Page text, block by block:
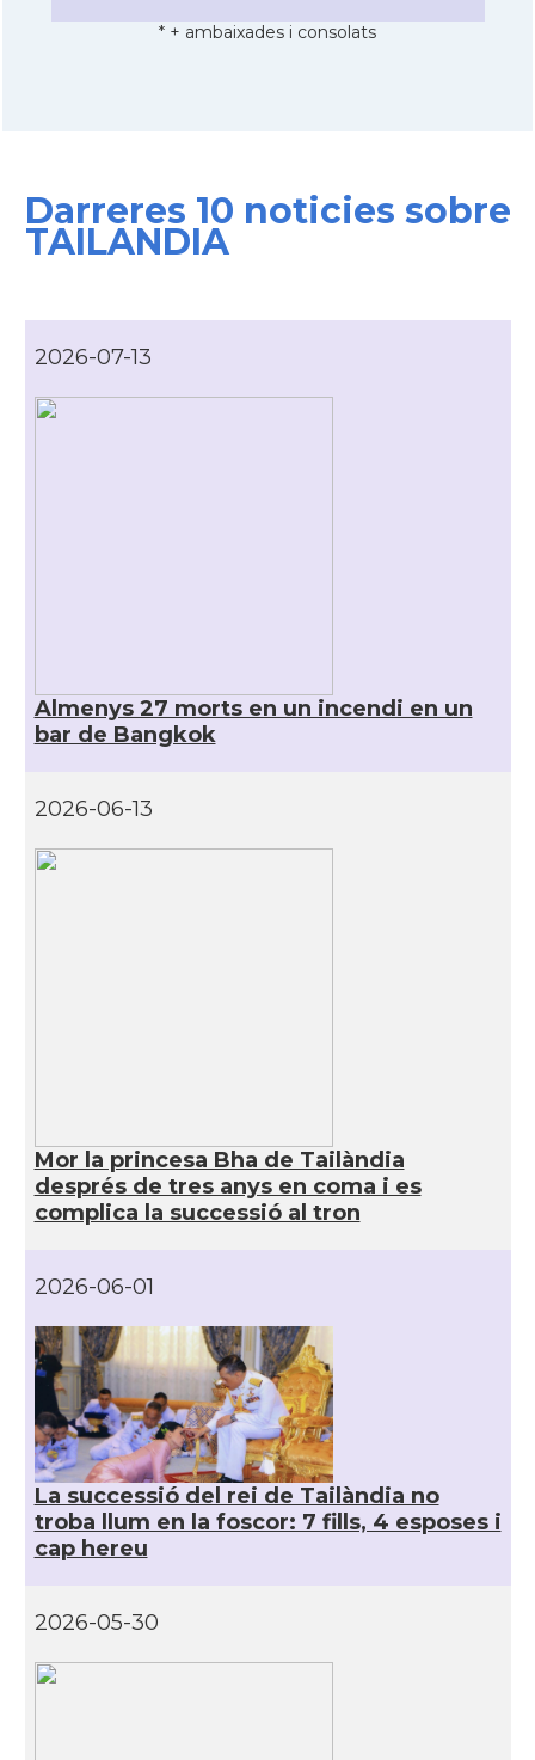
* + ambaixades i consolats
Darreres 10 noticies sobre
TAILANDIA
2026-07-13
Almenys 27 morts en un incendi en un
bar de Bangkok
2026-06-13
Mor la princesa Bha de Tailàndia
després de tres anys en coma i es
complica la successió al tron
2026-06-01
La successió del rei de Tailàndia no
troba llum en la foscor: 7 fills, 4 esposes i
cap hereu
2026-05-30